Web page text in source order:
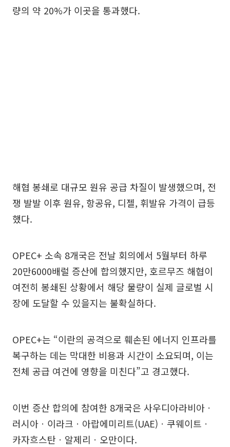
량의 약 20%가 이곳을 통과했다.
해협 봉쇄로 대규모 원유 공급 차질이 발생했으며, 전
쟁 발발 이후 원유, 항공유, 디젤, 휘발유 가격이 급등
했다.
OPEC+ 소속 8개국은 전날 회의에서 5월부터 하루
20만6000배럴 증산에 합의했지만, 호르무즈 해협이
여전히 봉쇄된 상황에서 해당 물량이 실제 글로벌 시
장에 도달할 수 있을지는 불확실하다.
OPEC+는 “이란의 공격으로 훼손된 에너지 인프라를
복구하는 데는 막대한 비용과 시간이 소요되며, 이는
전체 공급 여건에 영향을 미친다”고 경고했다.
이번 증산 합의에 참여한 8개국은 사우디아라비아ㆍ
러시아ㆍ이라크ㆍ아랍에미리트(UAE)ㆍ쿠웨이트ㆍ
카자흐스탄ㆍ알제리ㆍ오만이다.